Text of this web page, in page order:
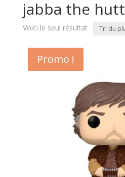
jabba the hutt
Voici le seul résultat
Promo !